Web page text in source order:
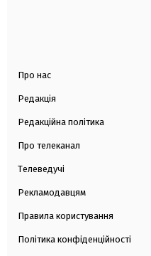
Про нас
Редакція
Редакційна політика
Про телеканал
Телеведучі
Рекламодавцям
Правила користування
Політика конфіденційності